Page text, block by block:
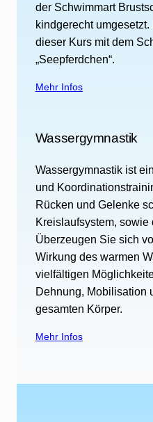
der Schwimmart
kindgerecht
dieser Kurs mit dem
„Seepferdchen“.
Mehr Infos
Wassergymnastik
Wassergymnastik ist
und
Rücken und Gelenke
Kreislaufsystem, sowie
Überzeugen Sie sich
Wirkung des warmen
vielfältigen
Dehnung, Mobilisation
gesamten Körper.
Mehr Infos